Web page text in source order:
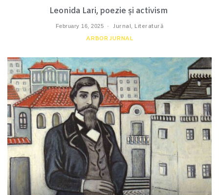
Leonida Lari, poezie și activism
February 16, 2025 Jurnal Literatură
ARBOR JURNAL